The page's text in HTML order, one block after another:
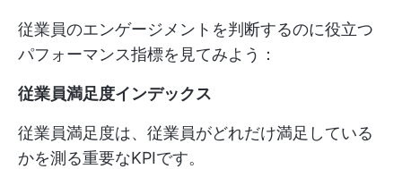
従業員のエンゲージメントを判断するのに役立つ
パフォーマンス指標を見てみよう：
従業員満足度インデックス
従業員満足度は、従業員がどれだけ満足している
かを測る重要なKPIです。